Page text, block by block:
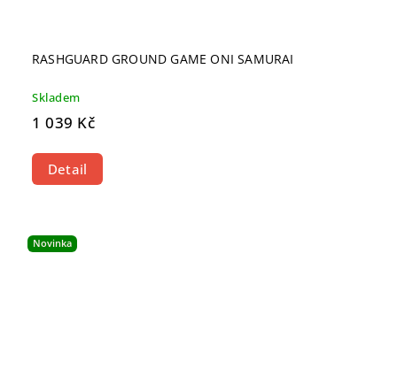
RASHGUARD GROUND GAME ONI SAMURAI
Skladem
1 039 Kč
Detail
Novinka